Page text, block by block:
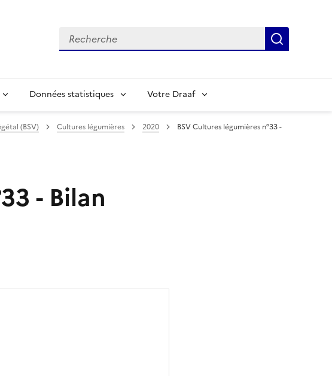
Recherche
Données statistiques Votre Draaf
(BSV) Cultures légumières 2020
BSV Cultures légumières n°33 -
- Bilan